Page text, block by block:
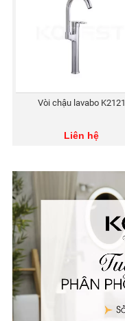
Vòi chậu lavabo K2121
Liên hệ